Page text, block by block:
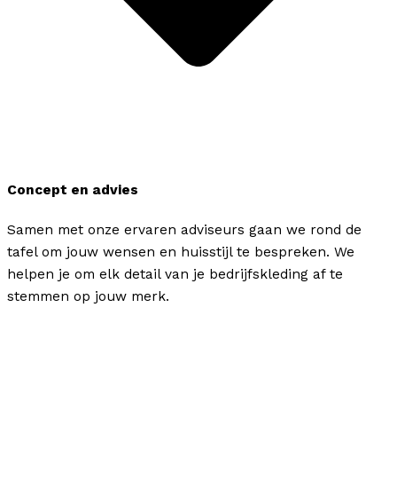
Concept en advies
Samen met onze ervaren adviseurs gaan we rond de
tafel om jouw wensen en huisstijl te bespreken. We
helpen je om elk detail van je bedrijfskleding af te
stemmen op jouw merk.